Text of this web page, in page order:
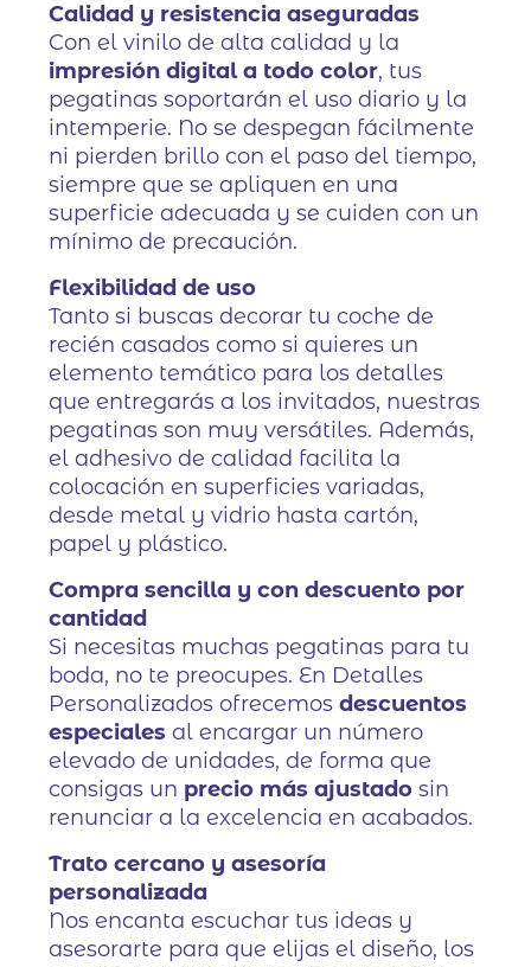
Calidad y resistencia aseguradas
Con el vinilo de alta calidad y la
impresión digital a todo color, tus
pegatinas soportarán el uso diario y la
intemperie. No se despegan fácilmente
ni pierden brillo con el paso del tiempo,
siempre que se apliquen en una
superficie adecuada y se cuiden con un
mínimo de precaución.
Flexibilidad de uso
Tanto si buscas decorar tu coche de
recién casados como si quieres un
elemento temático para los detalles
que entregarás a los invitados, nuestras
pegatinas son muy versátiles. Además,
el adhesivo de calidad facilita la
colocación en superficies variadas,
desde metal y vidrio hasta cartón,
papel y plástico.
Compra sencilla y con descuento por
cantidad
Si necesitas muchas pegatinas para tu
boda, no te preocupes. En Detalles
Personalizados ofrecemosdescuentos
especiales al encargar un número
elevado de unidades, de forma que
consigas un precio más ajustado sin
renunciar a la excelencia en acabados.
Trato cercano y asesoría
personalizada
Nos encanta escuchar tus ideas y
asesorarte para que elijas el diseño, los